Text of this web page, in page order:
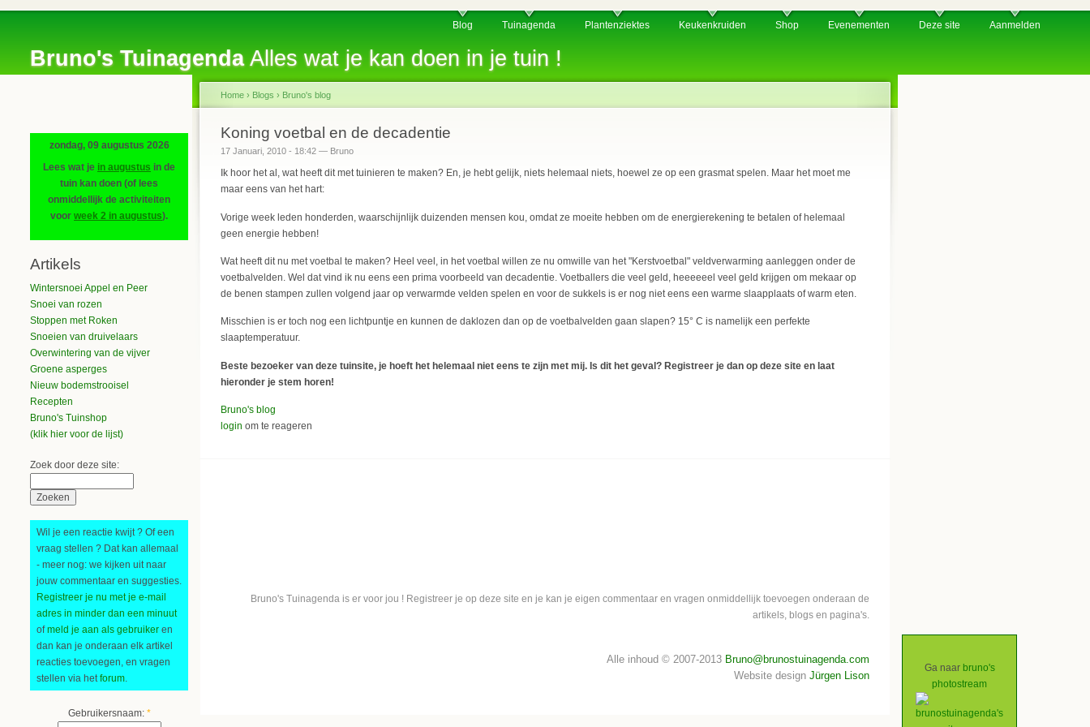
Bruno's TuinagendaAlles wat je kan doen in je tuin !
Blog Tuinagenda Plantenziektes Keukenkruiden Shop Evenementen Deze site Aanmelden
zondag, 09 augustus 2026
Lees wat je in augustus in de
tuin kan doen (of lees
onmiddellijk de activiteiten
voor week 2 in augustus).
Artikels
Wintersnoei Appel en Peer
Snoei van rozen
Stoppen met Roken
Snoeien van druivelaars
Overwintering van de vijver
Groene asperges
Nieuw bodemstrooisel
Recepten
Bruno's Tuinshop
(klik hier voor de lijst)
Zoek door deze site:
Wil je een reactie kwijt ? Of een
vraag stellen ? Dat kan allemaal
- meer nog: we kijken uit naar
jouw commentaar en suggesties.
Registreer je nu met je e-mail
adres in minder dan een minuut
ofmeld je aan als gebruiker en
dan kan je onderaan elk artikel
reacties toevoegen, en vragen
stellen via hetforum.
Gebruikersnaam: *
Home › Blogs › Bruno's blog
Koning voetbal en de decadentie
17 Januari, 2010 - 18:42 — Bruno
Ik hoor het al, wat heeft dit met tuinieren te maken? En, je hebt gelijk, niets helemaal niets, hoewel ze op een grasmat spelen. Maar het moet me
maar eens van het hart:
Vorige week leden honderden, waarschijnlijk duizenden mensen kou, omdat ze moeite hebben om de energierekening te betalen of helemaal
geen energie hebben!
Wat heeft dit nu met voetbal te maken? Heel veel, in het voetbal willen ze nu omwille van het "Kerstvoetbal" veldverwarming aanleggen onder de
voetbalvelden. Wel dat vind ik nu eens een prima voorbeeld van decadentie. Voetballers die veel geld, heeeeeel veel geld krijgen om mekaar op
de benen stampen zullen volgend jaar op verwarmde velden spelen en voor de sukkels is er nog niet eens een warme slaapplaats of warm eten.
Misschien is er toch nog een lichtpuntje en kunnen de daklozen dan op de voetbalvelden gaan slapen? 15° C is namelijk een perfekte
slaaptemperatuur.
Beste bezoeker van deze tuinsite, je hoeft het helemaal niet eens te zijn met mij. Is dit het geval? Registreer je dan op deze site en laat
hieronder je stem horen!
Bruno's blog
login om te reageren
Bruno's Tuinagenda is er voor jou ! Registreer je op deze site en je kan je eigen commentaar en vragen onmiddellijk toevoegen onderaan de
artikels, blogs en pagina's.
Alle inhoud © 2007-2013 Bruno@brunostuinagenda.com
Website design Jürgen Lison
Ga naar bruno's
photostream